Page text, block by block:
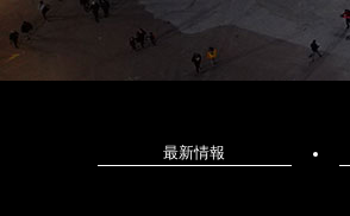
最新情報